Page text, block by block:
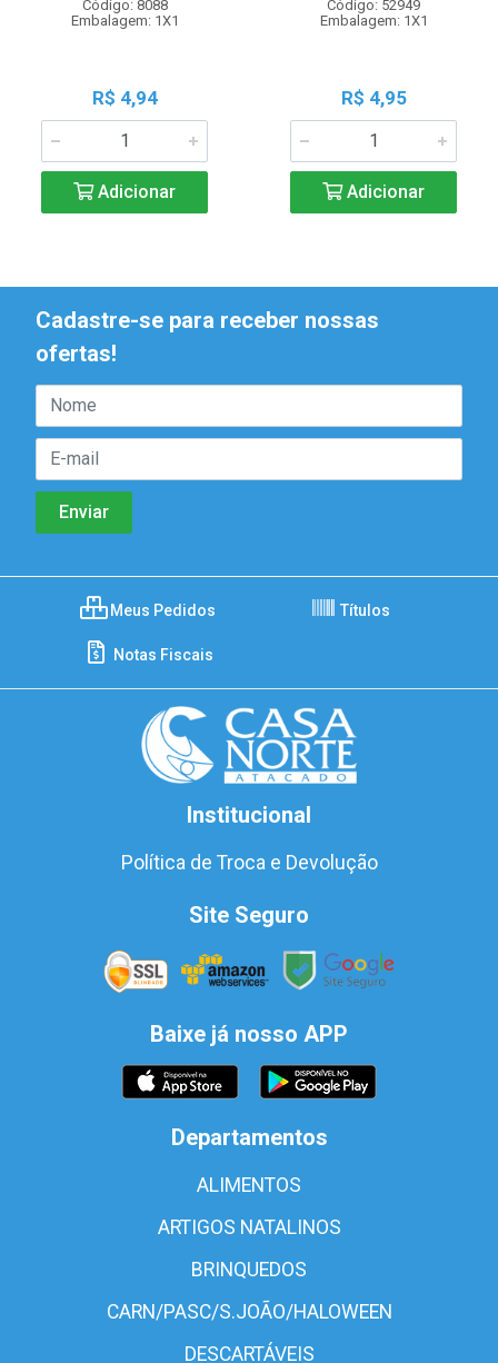
Código: 8088
Embalagem: 1X1
R$ 4,94
Adicionar
Código: 52949
Embalagem: 1X1
R$ 4,95
Adicionar
Cadastre-se para receber nossas
ofertas!
Meus Pedidos Títulos
Notas Fiscais
Institucional
Política de Troca e Devolução
Site Seguro
Baixe já nosso APP
Departamentos
ALIMENTOS
ARTIGOS NATALINOS
BRINQUEDOS
CARN/PASC/S.JOÃO/HALOWEEN
DESCARTÁVEIS